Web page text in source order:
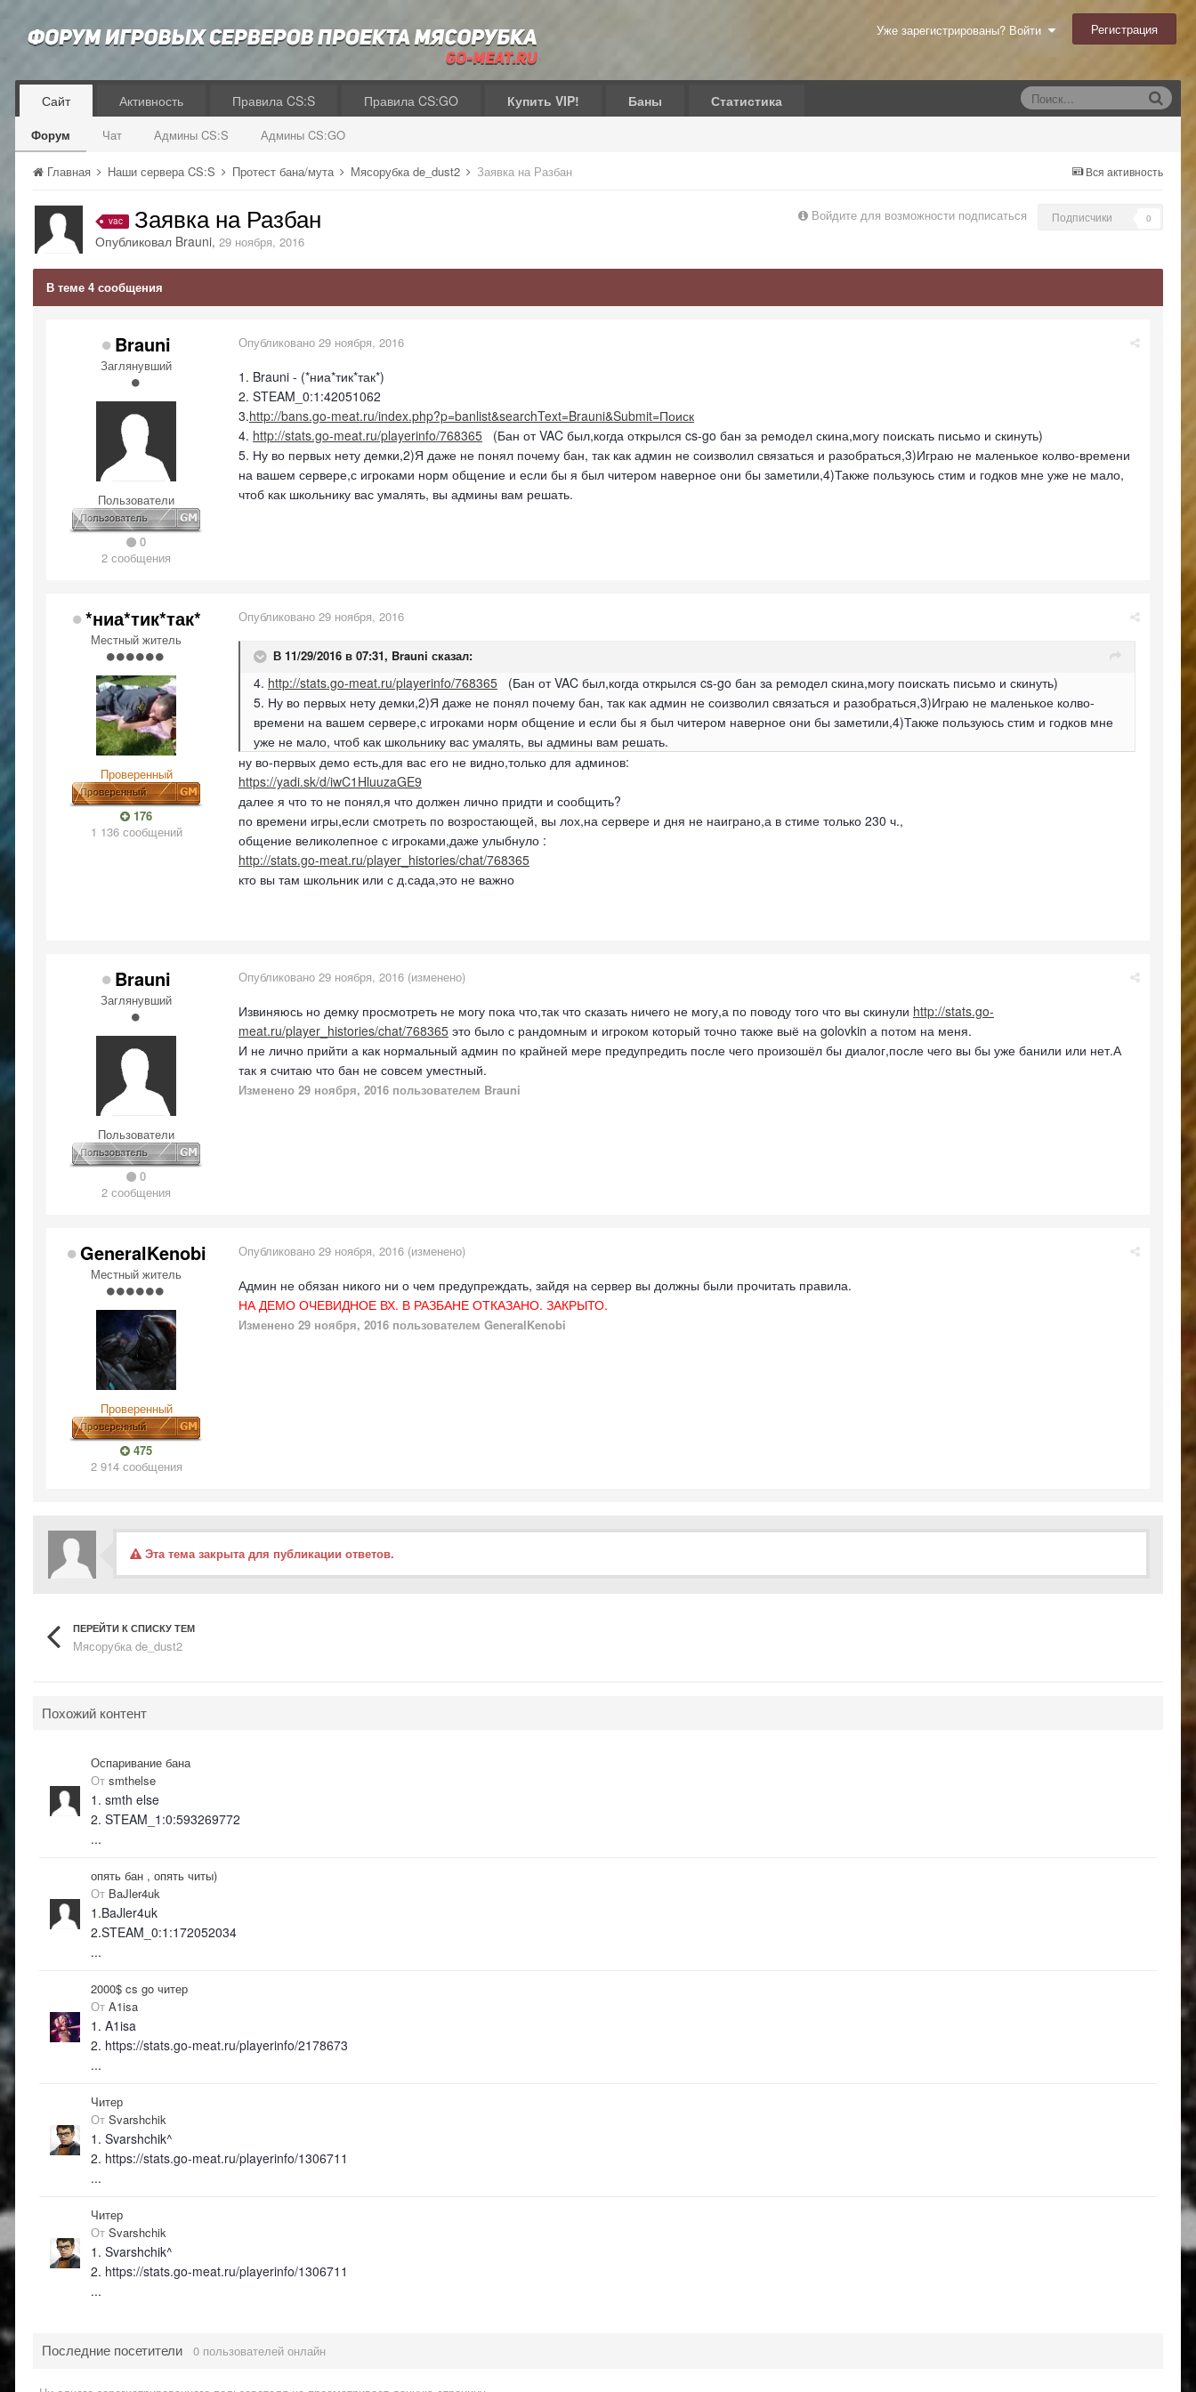
Уже зарегистрированы? Войти Регистрация
Сайт
Форум Чат Админы CS:S Админы CS:GO
Активность Правила CS:S Правила CS:GO Купить VIP! Баны Статистика
Вся активность
Главная Наши сервера CS:S Протест бана/мута Мясорубка de_dust2 Заявка на Разбан
Войдите для возможности подписаться Подписчики 0
vac Заявка на Разбан
Опубликовал Brauni, 29 ноября, 2016
В теме 4 сообщения
Brauni
Заглянувший
Пользователи
0
2 сообщения
Опубликовано 29 ноября, 2016
1. Brauni - (*ниа*тик*так*)
2. STEAM_0:1:42051062
3.http://bans.go-meat.ru/index.php?p=banlist&searchText=Brauni&Submit=Поиск
4. http://stats.go-meat.ru/playerinfo/768365 (Бан от VAC был,когда открылся cs-go бан за ремодел скина,могу поискать письмо и скинуть)
5. Ну во первых нету демки,2)Я даже не понял почему бан, так как админ не соизволил связаться и разобраться,3)Играю не маленькое колво-времени
на вашем сервере,с игроками норм общение и если бы я был читером наверное они бы заметили,4)Также пользуюсь стим и годков мне уже не мало,
чтоб как школьнику вас умалять, вы админы вам решать.
*ниа*тик*так*
Местный житель
Проверенный
176
1 136 сообщений
Опубликовано 29 ноября, 2016
В 11/29/2016 в 07:31, Brauni сказал:
4. http://stats.go-meat.ru/playerinfo/768365 (Бан от VAC был,когда открылся cs-go бан за ремодел скина,могу поискать письмо и скинуть)
5. Ну во первых нету демки,2)Я даже не понял почему бан, так как админ не соизволил связаться и разобраться,3)Играю не маленькое колво-
времени на вашем сервере,с игроками норм общение и если бы я был читером наверное они бы заметили,4)Также пользуюсь стим и годков мне
уже не мало, чтоб как школьнику вас умалять, вы админы вам решать.
ну во-первых демо есть,для вас его не видно,только для админов:
https://yadi.sk/d/iwC1HluuzaGE9
далее я что то не понял,я что должен лично придти и сообщить?
по времени игры,если смотреть по возростающей, вы лох,на сервере и дня не наиграно,а в стиме только 230 ч.,
общение великолепное с игроками,даже улыбнуло :
http://stats.go-meat.ru/player_histories/chat/768365
кто вы там школьник или с д.сада,это не важно
Brauni
Заглянувший
Пользователи
0
2 сообщения
Опубликовано 29 ноября, 2016 (изменено)
Извиняюсь но демку просмотреть не могу пока что,так что сказать ничего не могу,а по поводу того что вы скинули http://stats.go-
meat.ru/player_histories/chat/768365 это было с рандомным и игроком который точно также выё на golovkin а потом на меня.
И не лично прийти а как нормальный админ по крайней мере предупредить после чего произошёл бы диалог,после чего вы бы уже банили или нет.А
так я считаю что бан не совсем уместный.
Изменено 29 ноября, 2016 пользователем Brauni
GeneralKenobi
Местный житель
Проверенный
475
2 914 сообщения
Опубликовано 29 ноября, 2016 (изменено)
Админ не обязан никого ни о чем предупреждать, зайдя на сервер вы должны были прочитать правила.
НА ДЕМО ОЧЕВИДНОЕ ВХ. В РАЗБАНЕ ОТКАЗАНО. ЗАКРЫТО.
Изменено 29 ноября, 2016 пользователем GeneralKenobi
Эта тема закрыта для публикации ответов.
ПЕРЕЙТИ К СПИСКУ ТЕМ
Мясорубка de_dust2
Похожий контент
Оспаривание бана
От smthelse
1. smth else
2. STEAM_1:0:593269772
...
опять бан , опять читы)
От BaJler4uk
1.BaJler4uk
2.STEAM_0:1:172052034
...
2000$ cs go читер
От A1isa
1. A1isa
2. https://stats.go-meat.ru/playerinfo/2178673
...
Читер
От Svarshchik
1. Svarshchik^
2. https://stats.go-meat.ru/playerinfo/1306711
...
Читер
От Svarshchik
1. Svarshchik^
2. https://stats.go-meat.ru/playerinfo/1306711
...
Последние посетители 0 пользователей онлайн